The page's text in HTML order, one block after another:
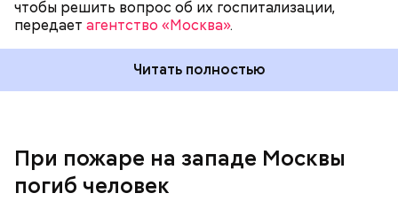
чтобы решить вопрос об их госпитализации,
передает агентство «Москва».
Читать полностью
При пожаре на западе Москвы
погиб человек